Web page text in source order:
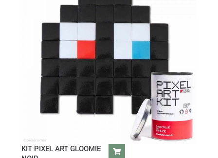
KIT PIXEL ART GLOOMIE